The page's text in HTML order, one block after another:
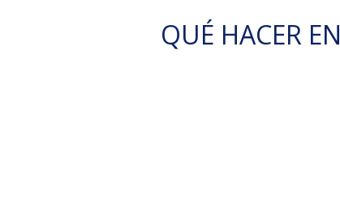
QUÉ HACER